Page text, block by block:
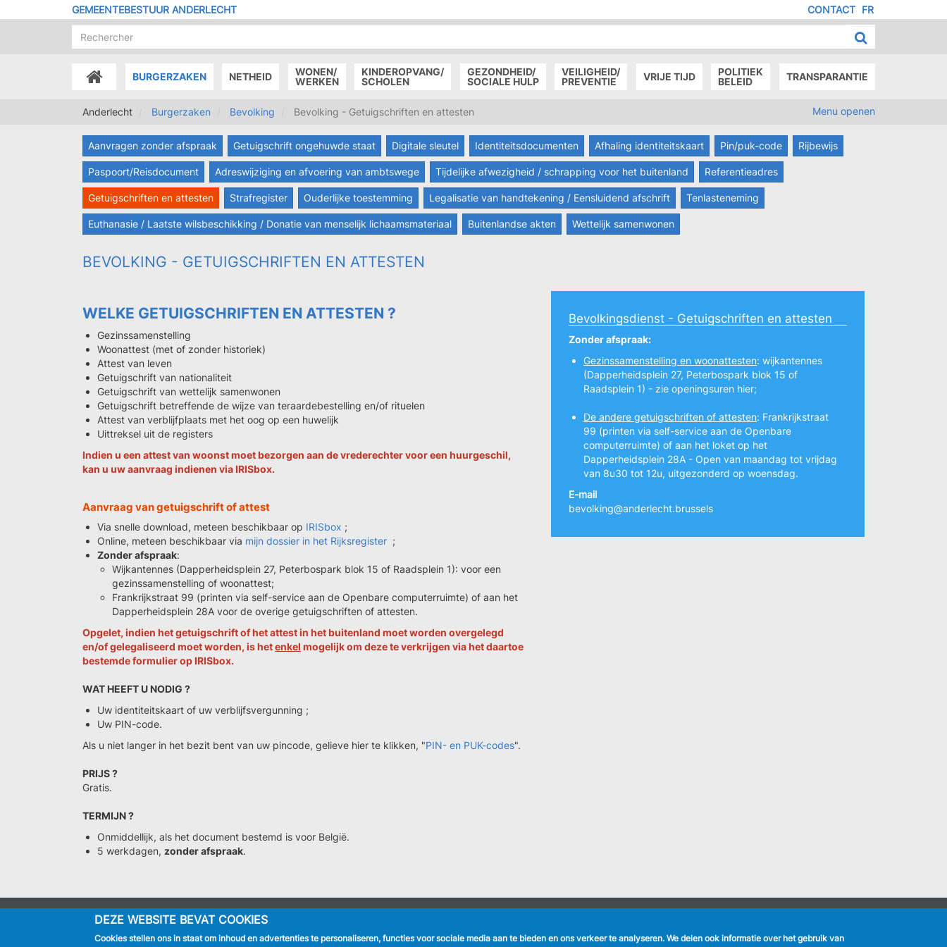
en
GEMEENTEBESTUUR ANDERLECHT FR
MENU
DE
PAGE
CONTACT
ACCUEILBURGERZAKEN NETHEID
WONEN/
WERKEN
KINDEROPVANG/
SCHOLEN
GEZONDHEID/
SOCIALE HULP
VEILIGHEID/
PREVENTIE
VRIJE TIJD
POLITIEK
BELEID
TRANSPARANTIE
Anderlecht Burgerzaken Bevolking Bevolking - Getuigschriften en attesten Menu openen
Aanvragen zonder afspraak Getuigschrift ongehuwde staat Digitale sleutel Identiteitsdocumenten Afhaling identiteitskaart Pin/puk-code Rijbewijs
Paspoort/Reisdocument Adreswijziging en afvoering van ambtswege Tijdelijke afwezigheid / schrapping voor het buitenland Referentieadres
Getuigschriften en attesten Strafregister Ouderlijke toestemming Legalisatie van handtekening / Eensluidend afschrift Tenlasteneming
Euthanasie / Laatste wilsbeschikking / Donatie van menselijk lichaamsmateriaal Buitenlandse akten Wettelijk samenwonen
BEVOLKING - GETUIGSCHRIFTEN EN ATTESTEN
Bevolkingsdienst - Getuigschriften en attesten
Zonder afspraak:
Gezinssamenstelling en woonattesten: wijkantennes
(Dapperheidsplein 27, Peterbospark blok 15 of
Raadsplein 1) - zie openingsuren hier;
De andere getuigschriften of attesten: Frankrijkstraat
99 (printen via self-service aan de Openbare
computerruimte) of aan het loket op het
Dapperheidsplein 28A - Open van maandag tot vrijdag
van 8u30 tot 12u, uitgezonderd op woensdag.
E-mail
bevolking@anderlecht.brussels
WELKE GETUIGSCHRIFTEN EN ATTESTEN ?
Gezinssamenstelling
Woonattest (met of zonder historiek)
Attest van leven
Getuigschrift van nationaliteit
Getuigschrift van wettelijk samenwonen
Getuigschrift betreffende de wijze van teraardebestelling en/of rituelen
Attest van verblijfplaats met het oog op een huwelijk
Uittreksel uit de registers
Indien u een attest van woonst moet bezorgen aan de vrederechter voor een huurgeschil,
kan u uw aanvraag indienen via IRISbox.
Aanvraag van getuigschrift of attest
Via snelle download, meteen beschikbaar op IRISbox ;
Online, meteen beschikbaar via mijn dossier in het Rijksregister ;
Zonder afspraak:
Wijkantennes (Dapperheidsplein 27, Peterbospark blok 15 of Raadsplein 1): voor een
gezinssamenstelling of woonattest;
Frankrijkstraat 99 (printen via self-service aan de Openbare computerruimte) of aan het
Dapperheidsplein 28A voor de overige getuigschriften of attesten.
Opgelet, indien het getuigschrift of het attest in het buitenland moet worden overgelegd
en/of gelegaliseerd moet worden, is hetenkel mogelijk om deze te verkrijgen via het daartoe
bestemde formulier op IRISbox.
WAT HEEFT U NODIG ?
Uw identiteitskaart of uw verblijfsvergunning ;
Uw PIN-code.
Als u niet langer in het bezit bent van uw pincode, gelieve hier te klikken, "PIN- en PUK-codes".
PRIJS ?
Gratis.
TERMIJN ?
Onmiddellijk, als het document bestemd is voor België.
5 werkdagen, zonder afspraak.
IK BEN
DEZE WEBSITE BEVAT COOKIES
Cookies stellen ons in staat om inhoud en advertenties te personaliseren, functies voor sociale media aan te bieden en ons verkeer te analyseren. We delen ook informatie over het gebruik van